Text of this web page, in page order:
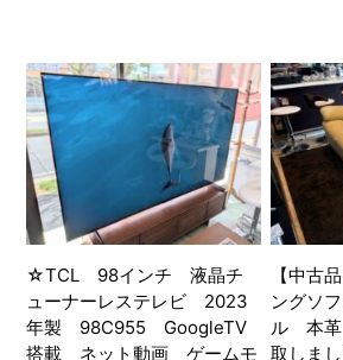
☆TCL 98インチ 液晶チ
ューナーレステレビ 2023
年製 98C955 GoogleTV
搭載 ネット動画 ゲームモ
【中古
ングソ
ル 本
取しま